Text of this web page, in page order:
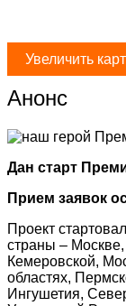
Увеличить
Анонс
Дан старт
Прием заявок
Проект
страны – Москве,
Кемеровской,
областях,
Ингушетия,